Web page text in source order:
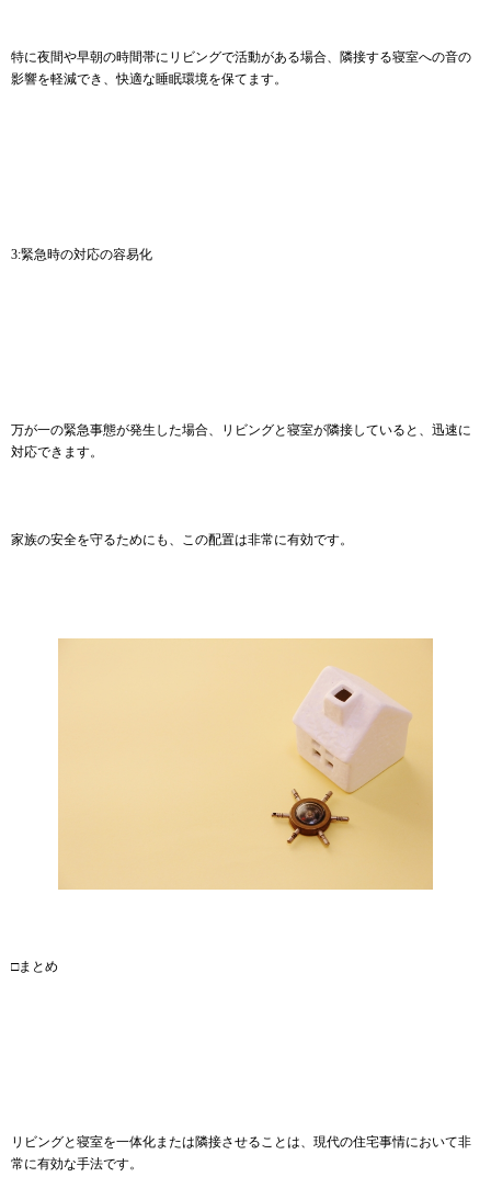
特に夜間や早朝の時間帯にリビングで活動がある場合、隣接する寝室への音の
影響を軽減でき、快適な睡眠環境を保てます。
3:緊急時の対応の容易化
万が一の緊急事態が発生した場合、リビングと寝室が隣接していると、迅速に
対応できます。
家族の安全を守るためにも、この配置は非常に有効です。
□まとめ
リビングと寝室を一体化または隣接させることは、現代の住宅事情において非
常に有効な手法です。